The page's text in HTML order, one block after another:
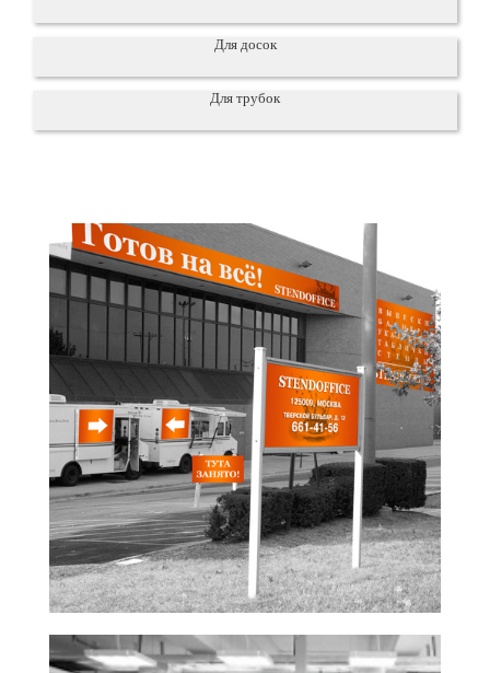
Для досок
Для трубок